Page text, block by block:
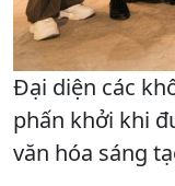
Đại diện các
phấn khởi khi
văn hóa sáng